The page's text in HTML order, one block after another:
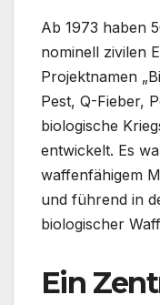
Ab 1973 haben
nominell zivilen
Projektnamen
Pest, Q-Fieber,
biologische
entwickelt. Es
waffenfähigem
und führend in
biologischer
Ein